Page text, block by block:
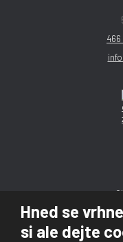
Hned se
si ale dejte
466